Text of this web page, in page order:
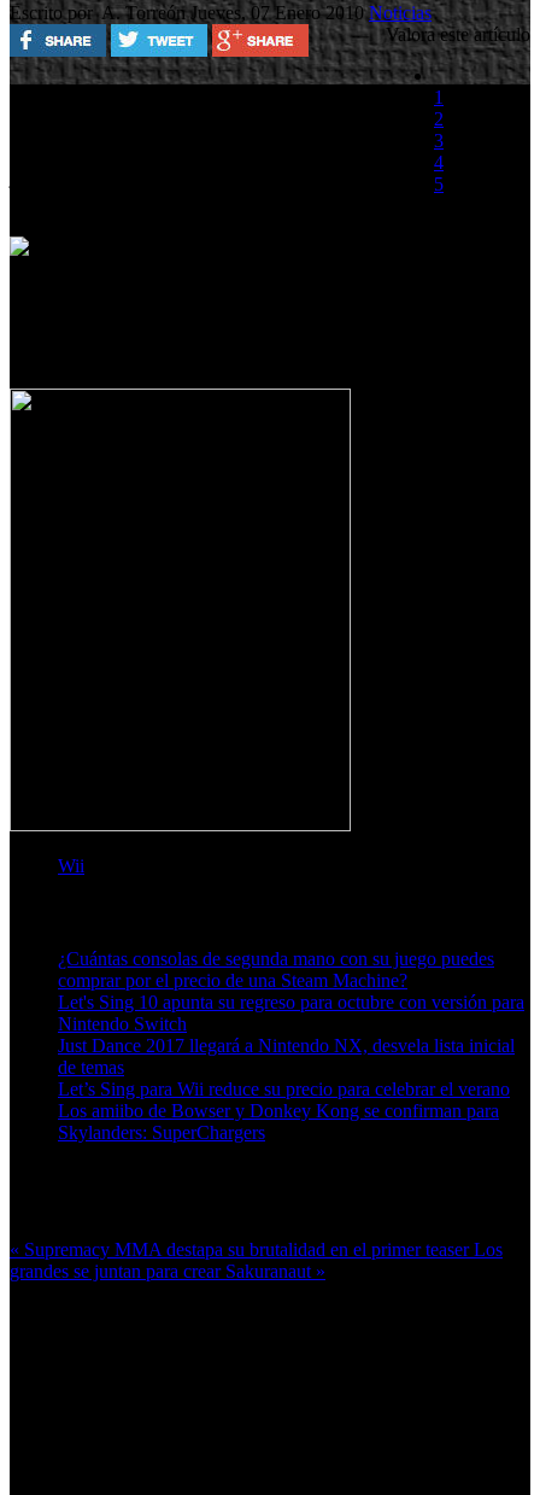
Escrito por A. TorreónJueves, 07 Enero 2010Noticias
Valora este artículo
1
2
3
4
5
Plataforma:Wii
Wii
¿Cuántas consolas de segunda mano con su juego puedes
comprar por el precio de una Steam Machine?
Let's Sing 10 apunta su regreso para octubre con versión para
Nintendo Switch
Just Dance 2017 llegará a Nintendo NX, desvela lista inicial
de temas
Let’s Sing para Wii reduce su precio para celebrar el verano
Los amiibo de Bowser y Donkey Kong se confirman para
Skylanders: SuperChargers
« Supremacy MMA destapa su brutalidad en el primer teaserLos
grandes se juntan para crear Sakuranaut »